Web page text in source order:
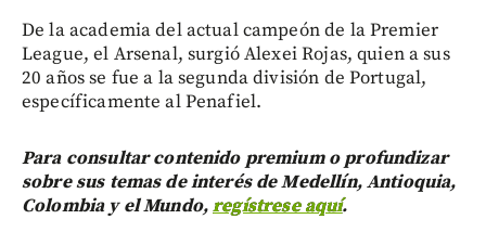
De la academia del actual campeón de la Premier
League, el Arsenal, surgió Alexei Rojas, quien a sus
20 años se fue a la segunda división de Portugal,
específicamente al Penafiel.
Para consultar contenido premium o profundizar
sobre sus temas de interés de Medellín, Antioquia,
Colombia y el Mundo,regístrese aquí.